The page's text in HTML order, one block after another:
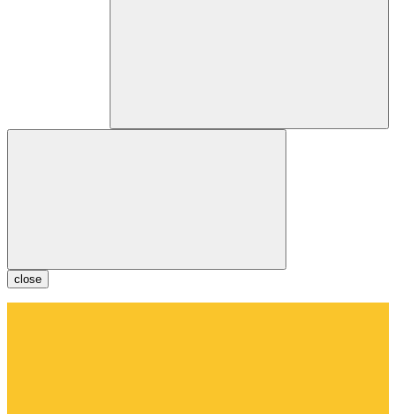
close